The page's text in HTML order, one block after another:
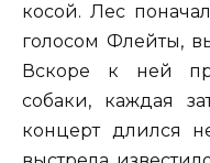
косой. Лес
голосом Флейты,
Вскоре к ней
собаки, каждая
концерт длился